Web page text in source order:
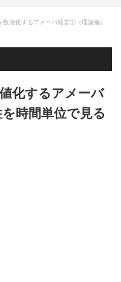
数値化するアメーバ経営①（理論編）
化するアメーバ
時間単位で見る